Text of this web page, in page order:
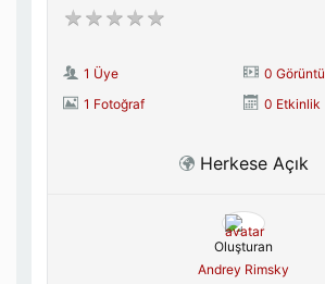
1 Üye
0 Görüntü
1 Fotoğraf
0 Etkinlik
Herkese Açık
Oluşturan
Andrey Rimsky